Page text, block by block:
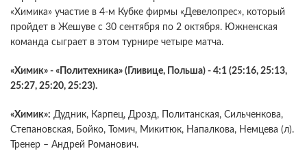
«Химика» участие в 4-м Кубке фирмы «Девелопрес», который
пройдет в Жешуве с 30 сентября по 2 октября. Южненская
команда сыграет в этом турнире четыре матча.
«Химик» - «Политехника» (Гливице, Польша) - 4:1 (25:16, 25:13,
25:27, 25:20, 25:23).
«Химик»: Дудник, Карпец, Дрозд, Политанская, Сильченкова,
Степановская, Бойко, Томич, Микитюк, Напалкова, Немцева (л).
Тренер – Андрей Романович.